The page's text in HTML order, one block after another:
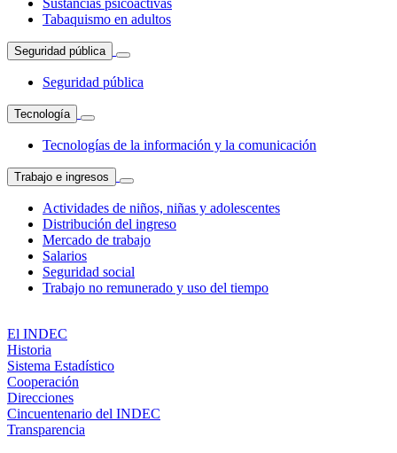
Sustancias psicoactivas
Tabaquismo en adultos
Seguridad pública
Seguridad pública
Tecnología
Tecnologías de la información y la comunicación
Trabajo e ingresos
Actividades de niños, niñas y adolescentes
Distribución del ingreso
Mercado de trabajo
Salarios
Seguridad social
Trabajo no remunerado y uso del tiempo
El INDEC
Historia
Sistema Estadístico
Cooperación
Direcciones
Cincuentenario del INDEC
Transparencia